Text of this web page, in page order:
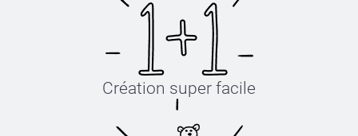
Création super facile